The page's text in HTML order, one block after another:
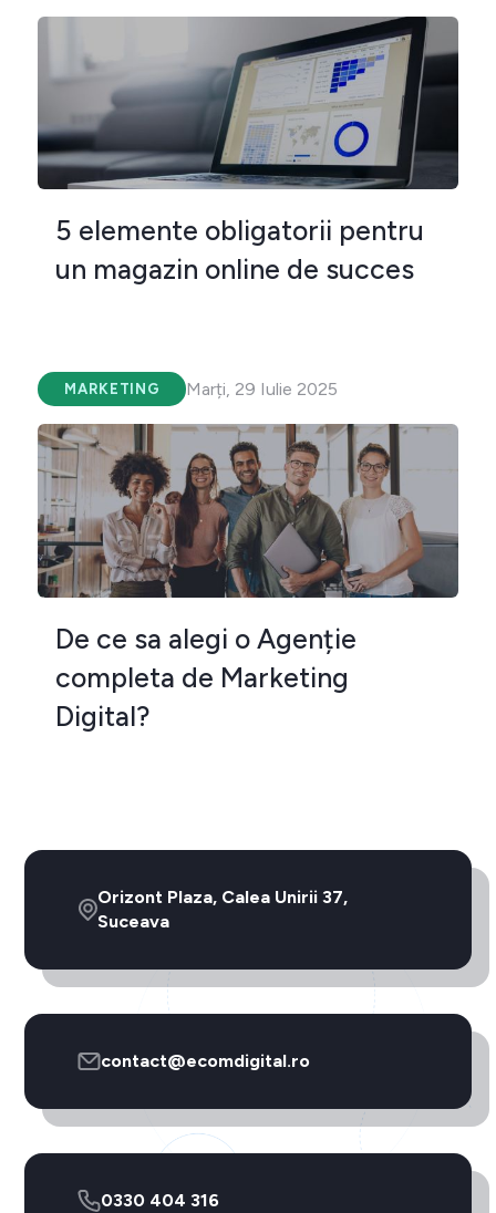
5 elemente obligatorii pentru
un magazin online de succes
MARKETING Marți, 29 Iulie 2025
De ce sa alegi o Agenție
completa de Marketing
Digital?
Orizont Plaza, Calea Unirii 37,
Suceava
contact@ecomdigital.ro
0330 404 316